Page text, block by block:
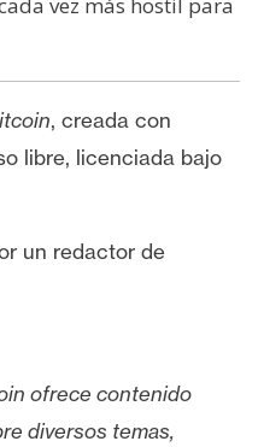
, creada con
libre, licenciada bajo
un redactor de
ofrece contenido
diversos temas,